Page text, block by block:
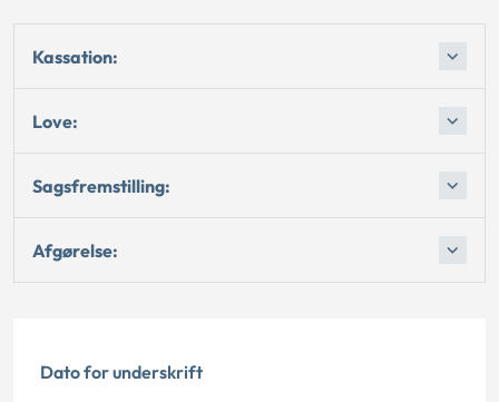
Kassation:
Love:
Sagsfremstilling:
Afgørelse:
Dato for underskrift